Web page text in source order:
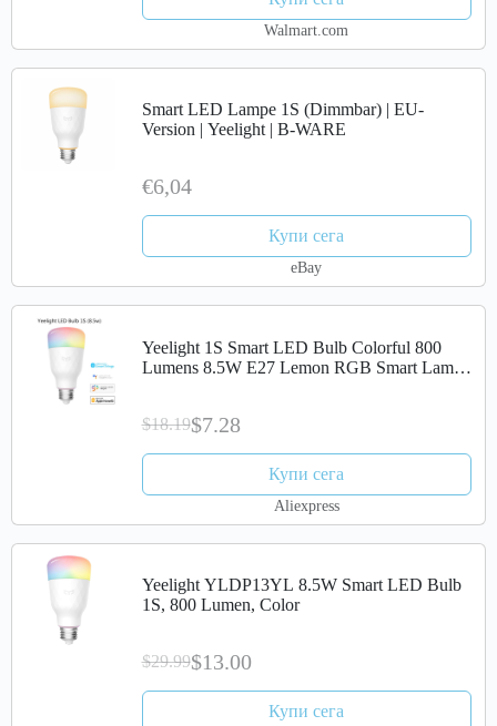
Walmart.com
Smart LED Lampe 1S (Dimmbar) | EU-
Version | Yeelight | B-WARE
€6,04
Купи сега
eBay
Yeelight 1S Smart LED Bulb Colorful 800
Lumens 8.5W E27 Lemon RGB Smart Lamp
$18.19$7.28
Купи сега
Aliexpress
Yeelight YLDP13YL 8.5W Smart LED Bulb
1S, 800 Lumen, Color
$29.99$13.00
Купи сега